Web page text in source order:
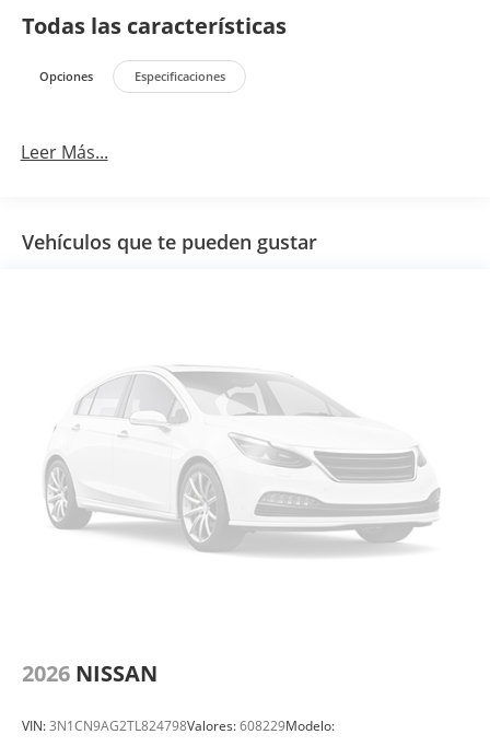
Todas las características
Opciones Especificaciones
Leer Más...
Vehículos que te pueden gustar
2026 NISSAN
VIN:3N1CN9AG2TL824798Valores:608229Modelo: